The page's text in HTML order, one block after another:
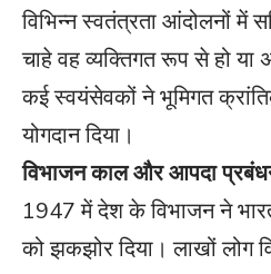
विभिन्न स्वतंत्रता आंदोलनों में
चाहे वह व्यक्तिगत रूप से हो या
कई स्वयंसेवकों ने भूमिगत
योगदान दिया।
विभाजन काल और आपदा
1947 में देश के विभाजन ने
को झकझोर दिया। लाखों लोग